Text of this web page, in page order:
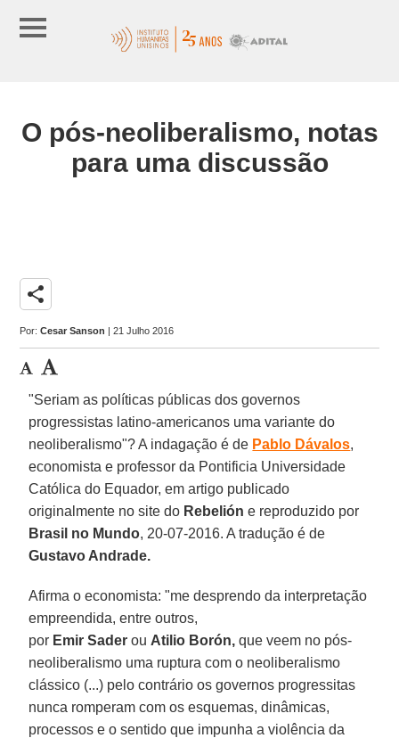
O pós-neoliberalismo, notas
para uma discussão
share
Por:Cesar Sanson | 21 Julho 2016
"Seriam as políticas públicas dos governos
progressistas latino-americanos uma variante do
neoliberalismo"? A indagação é de Pablo Dávalos,
economista e professor da Pontificia Universidade
Católica do Equador, em artigo publicado
originalmente no site do Rebelión e reproduzido por
Brasil no Mundo, 20-07-2016. A tradução é de
Gustavo Andrade.
Afirma o economista: "me desprendo da interpretação
empreendida, entre outros,
por Emir Sader ou Atilio Borón, que veem no pós-
neoliberalismo uma ruptura com o neoliberalismo
clássico (...) pelo contrário os governos progressitas
nunca romperam com os esquemas, dinâmicas,
processos e o sentido que impunha a violência da